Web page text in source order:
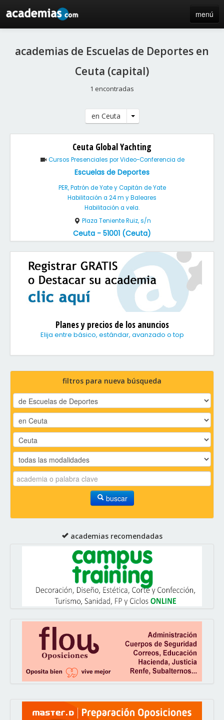
menú
blog
academias de Escuelas de Deportes en
Ceuta (capital)
1 encontradas
en Ceuta
Ceuta Global Yachting
Cursos Presenciales por Video-Conferencia de
Escuelas de Deportes
PER, Patrón de Yate y Capitán de Yate
Habilitación a 24 m y Baleares
Habilitación a vela.
Plaza Teniente Ruiz, s/n
Ceuta - 51001 (Ceuta)
Planes y precios de los anuncios
Elija entre básico, estándar, avanzado o top
filtros para nueva búsqueda
buscar
academias recomendadas